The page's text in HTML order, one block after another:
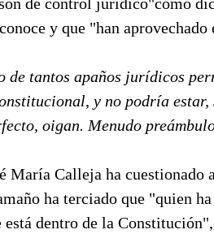
y que "han aprovechado
de tantos apaños jurídicos
y no podría estar,
oigan. Menudo
María Calleja ha
ha terciado que "quien
está dentro de la